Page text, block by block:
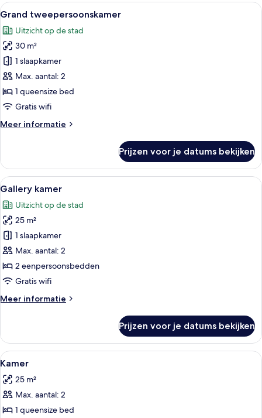
Alle
foto's
voor
Grand
tweepersoonskamer
laden
Een hotelkamer met een bed, een
7
Grand tweepersoonskamer
Uitzicht op de stad
30 m²
1 slaapkamer
Max. aantal: 2
1 queensize bed
Gratis wifi
Meer informatie
Meer
tweepersoonskamer
Prijzen voor je datums bekijken
Alle
foto's
voor
Gallery
kamer
laden
Een hoek van een kamer met
11
Gallery kamer
Uitzicht op de stad
25 m²
1 slaapkamer
Max. aantal: 2
2 eenpersoonsbedden
Gratis wifi
Meer informatie
Meer
kamer
Prijzen voor je datums bekijken
Alle
foto's
voor
Kamer
laden
Een hotelkamer met een bed,
3
Kamer
25 m²
Max. aantal: 2
1 queensize bed